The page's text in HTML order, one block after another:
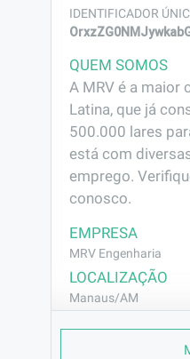
IDENTIFICADOR
QUEM SOMOS
A MRV é a maior
Latina, que já
500.000 lares
está com
emprego.
conosco.
EMPRESA
MRV Engenharia
LOCALIZAÇÃO
Manaus/AM
CONTRATO